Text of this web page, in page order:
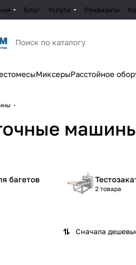
Блог Услуги Реквизиты
МиксерыРасстойное
багетов
2 товара
Сначала